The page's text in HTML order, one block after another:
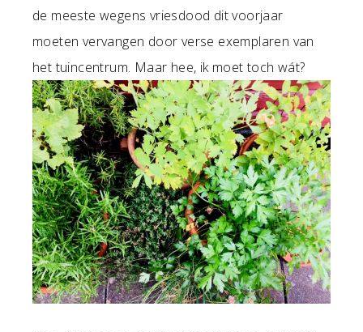
de meeste wegens vriesdood dit voorjaar
moeten vervangen door verse exemplaren van
het tuincentrum. Maar hee, ik moet toch wát?